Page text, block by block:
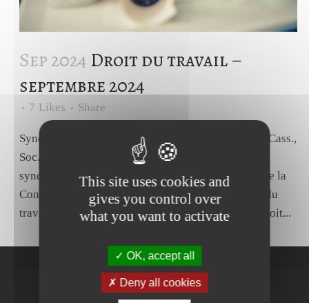
Sep 2024Droit du travail –
septembre 2024
7 Likes Share
Syndicat professionnel - Interprétation des statuts. Cass.,
Soc., 12 juillet 2024, n°24-60173. Source La liberté
syndicale est consacrée :- par les articles 2, 3 et 8 de la
Convention n° 87 de l'Organisation internationale du
travail sur la liberté syndicale et la protection du droit...
This site uses cookies and
gives you control over
what you want to activate
OK, accept all
Deny all cookies